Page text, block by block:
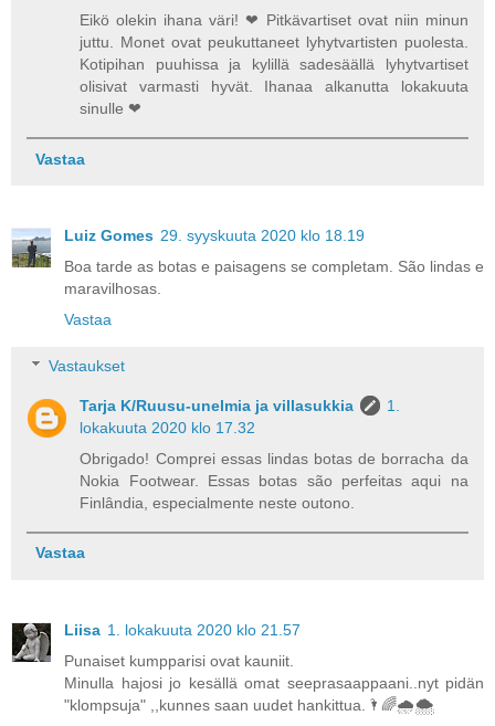
Eikö olekin ihana väri! ❤ Pitkävartiset ovat niin minun
juttu. Monet ovat peukuttaneet lyhytvartisten puolesta.
Kotipihan puuhissa ja kylillä sadesäällä lyhytvartiset
olisivat varmasti hyvät. Ihanaa alkanutta lokakuuta
sinulle ❤
Vastaa
Luiz Gomes 29. syyskuuta 2020 klo 18.19
Boa tarde as botas e paisagens se completam. São lindas e
maravilhosas.
Vastaa
Vastaukset
Tarja K/Ruusu-unelmia ja villasukkia
1.
lokakuuta 2020 klo 17.32
Obrigado! Comprei essas lindas botas de borracha da
Nokia Footwear. Essas botas são perfeitas aqui na
Finlândia, especialmente neste outono.
Vastaa
Liisa 1. lokakuuta 2020 klo 21.57
Punaiset kumpparisi ovat kauniit.
Minulla hajosi jo kesällä omat seeprasaappaani..nyt pidän
"klompsuja" ,,kunnes saan uudet hankittua.🌂🌈🌧🌨